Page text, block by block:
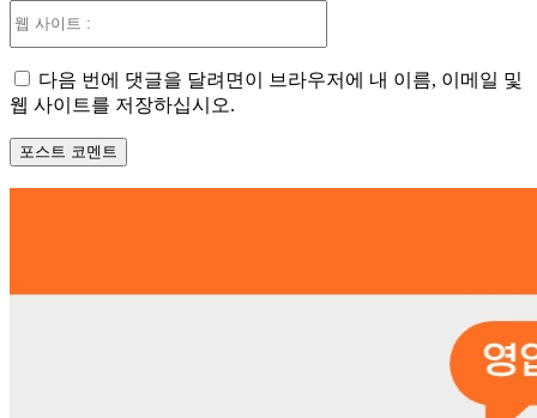
트
다음 번에 댓글을 달려면이 브라우저에 내 이름, 이메일 및
웹 사이트를 저장하십시오.